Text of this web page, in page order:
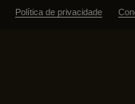
Política de privacidade